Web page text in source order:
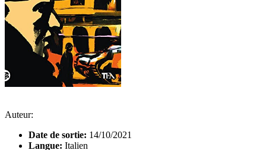
Auteur:
Date de sortie: 14/10/2021
Langue: Italien